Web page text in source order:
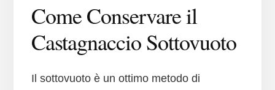
Come Conservare il
Castagnaccio Sottovuoto
Il sottovuoto è un ottimo metodo di